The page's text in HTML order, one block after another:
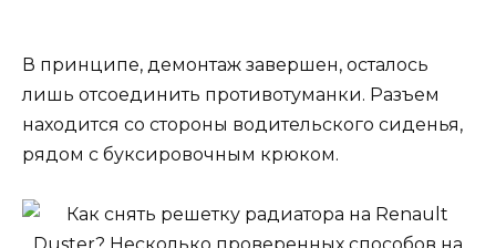
В принципе, демонтаж завершен, осталось
лишь отсоединить противотуманки. Разъем
находится со стороны водительского сиденья,
рядом с буксировочным крюком.